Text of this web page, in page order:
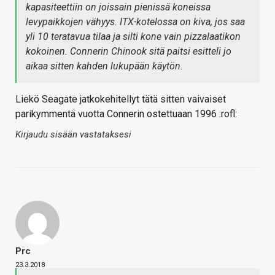
kapasiteettiin on joissain pienissä koneissa
levypaikkojen vähyys. ITX-kotelossa on kiva, jos saa
yli 10 teratavua tilaa ja silti kone vain pizzalaatikon
kokoinen. Connerin Chinook sitä paitsi esitteli jo
aikaa sitten kahden lukupään käytön.
Liekö Seagate jatkokehitellyt tätä sitten vaivaiset
parikymmentä vuotta Connerin ostettuaan 1996 :rofl:
Kirjaudu sisään vastataksesi
Prc
23.3.2018